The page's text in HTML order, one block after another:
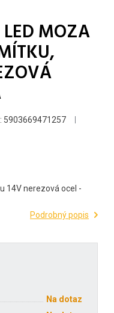
LED MOZA
5903669471257
14V nerezová ocel -
Podrobný popis
Na dotaz